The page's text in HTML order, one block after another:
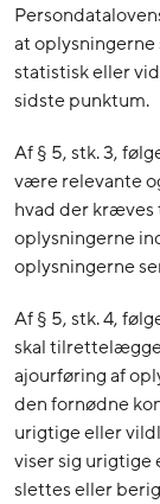
at oplysningerne
statistisk eller
sidste punktum.
Af § 5, stk. 3,
være relevante
hvad der kræves
oplysningerne
oplysningerne
Af § 5, stk. 4,
skal
ajourføring af
den fornødne
urigtige eller
viser sig urigtige
slettes eller